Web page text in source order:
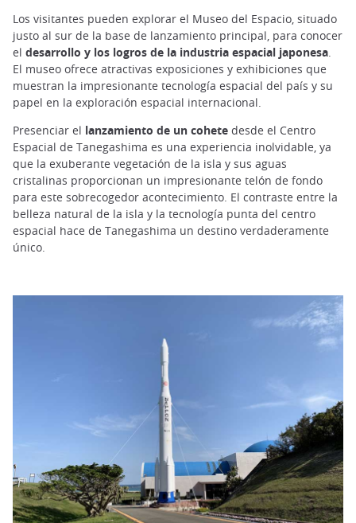
Los visitantes pueden explorar el Museo del Espacio, situado
justo al sur de la base de lanzamiento principal, para conocer
el desarrollo y los logros de la industria espacial japonesa.
El museo ofrece atractivas exposiciones y exhibiciones que
muestran la impresionante tecnología espacial del país y su
papel en la exploración espacial internacional.
Presenciar el lanzamiento de un cohete desde el Centro
Espacial de Tanegashima es una experiencia inolvidable, ya
que la exuberante vegetación de la isla y sus aguas
cristalinas proporcionan un impresionante telón de fondo
para este sobrecogedor acontecimiento. El contraste entre la
belleza natural de la isla y la tecnología punta del centro
espacial hace de Tanegashima un destino verdaderamente
único.